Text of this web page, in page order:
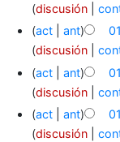
discusión
act
ant
discusión
act
ant
discusión
act
ant
discusión